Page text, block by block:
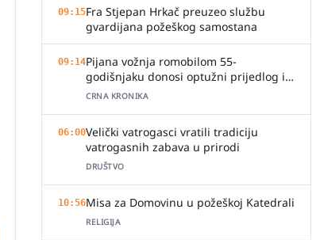
09:15Fra Stjepan Hrkač preuzeo službu
gvardijana požeškog samostana
09:14Pijana vožnja romobilom 55-
godišnjaku donosi optužni prijedlog i
kaznu
CRNA KRONIKA
06:00Velički vatrogasci vratili tradiciju
vatrogasnih zabava u prirodi
DRUŠTVO
10:56Misa za Domovinu u požeškoj Katedrali
RELIGIJA